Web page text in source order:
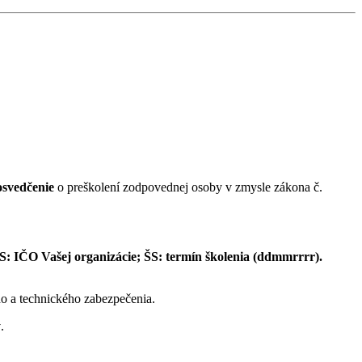
o preškolení zodpovednej osoby v zmysle zákona č.
IČO Vašej organizácie; ŠS: termín školenia (ddmmrrrr).
technického zabezpečenia.
.